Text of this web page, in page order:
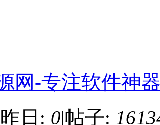
网-专注软件神
昨日: 0|帖子: